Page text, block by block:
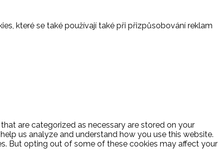
které se také používají také při přizpůsobování reklam
are categorized as necessary are stored on your
us analyze and understand how you use this website.
But opting out of some of these cookies may affect your